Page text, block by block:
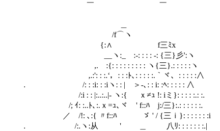
￣ ￣
/f⌒ヽ
{:∧ f三ﾐx
__ヽ:_ゝ:‐: : : : ‐: {三}彡':ヽ
,.ゞ:{: : : : : : : : : ヽ{三}.: : : : :ヽ
,.:': : :.‘，: : :ﾄ､: : : : :.｀ヾ、: : : : :∧
. /: : :i: : :iヽ: : | ＞‐､: : i: :ﾍ: : : : : ∧
/:i : : |:..:..|- ヽ:{ ｘ≠ｭ !: iミ}: : : : :.: :.
/; ｲ: :..ﾄ､:.ｘ=ｭ､ヾ ' f::ﾊ j:/三}:.: : : : : :.
／ /!: ､:{ 〃f::ﾊ ゞ ' / {三ｉ}: : : : : : :i
. /:.ヽ:从 ゞ ' ＿ 八ﾘ: : : : : : :.|